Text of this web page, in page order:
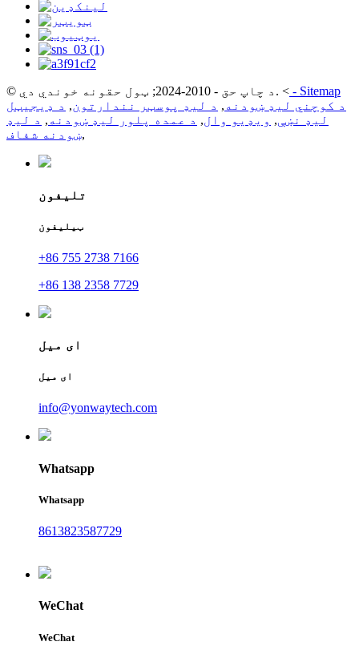
© د چاپ حق - 2010-2024; ټول حقونه خوندي دي. < - Sitemap
د کوچني لیډ ښودنه , د لیډ پوسټر نندارتون, د ډیجیټل
لیډ نښې, ویډیو وال, د عمده پلور لیډ ښودنه , د لیډ
ښودنه شفاف,
تلیفون
ټیلیفون
+86 755 2738 7166
+86 138 2358 7729
ای میل
ای میل
info@yonwaytech.com
Whatsapp
Whatsapp
8613823587729
WeChat
WeChat